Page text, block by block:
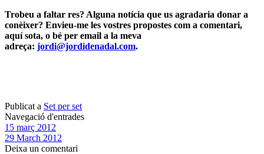
Trobeu a faltar res? Alguna notícia que us agradaria donar a
conèixer? Envieu-me les vostres propostes com a comentari,
aquí sota, o bé per email a la meva
adreça: jordi@jordidenadal.com.
Publicat a Set per set
Navegació d'entrades
15 març 2012
29 March 2012
Deixa un comentari